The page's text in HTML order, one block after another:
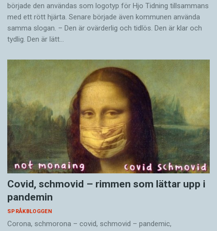
började den användas som logotyp för Hjo Tidning tillsammans
med ett rött hjärta. Senare började även kommunen använda
samma slogan. – Den är ovärderlig och tidlös. Den är klar och
tydlig. Den är lätt…
Covid, schmovid – rimmen som lättar upp i
pandemin
SPRÅKBLOGGEN
Corona, schmorona – covid, schmovid – pandemic,